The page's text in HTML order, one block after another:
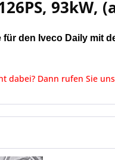
93kW,
den Iveco Daily mit
dabei? Dann rufen Sie